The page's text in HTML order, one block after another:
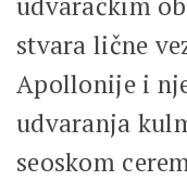
stvara lične
Apollonije i
udvaranja
seoskom